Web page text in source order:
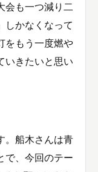
会も一つ減り二
しかなくなって
をもう一度燃や
いきたいと思い
。船木さんは青
で、今回のテー